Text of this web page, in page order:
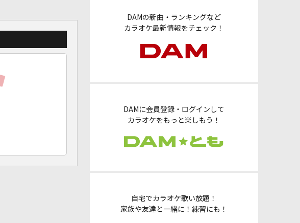
DAMの新曲・ランキングなど
カラオケ最新情報をチェック！
DAMに会員登録・ログインして
カラオケをもっと楽しもう！
自宅でカラオケ歌い放題！
家族や友達と一緒に！練習にも！